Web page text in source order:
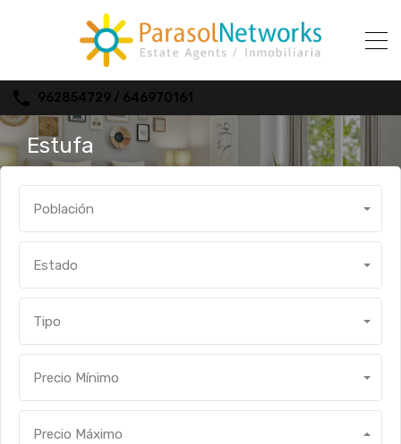
962854729 / 646970161
Estufa
Población
Estado
Tipo
Precio Mínimo
Precio Máximo